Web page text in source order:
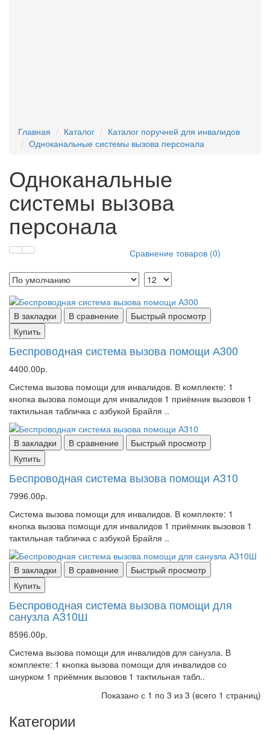
Главная Каталог
Каталог поручней для инвалидов
Одноканальные системы вызова персонала
Одноканальные
системы вызова
персонала
Сравнение товаров (0)
В закладки В сравнение
Быстрый просмотр
Купить
Беспроводная система вызова помощи А300
4400.00р.
Система вызова помощи для инвалидов. В комплекте: 1
кнопка вызова помощи для инвалидов 1 приёмник вызовов 1
тактильная табличка с азбукой Брайля ..
В закладки В сравнение
Быстрый просмотр
Купить
Беспроводная система вызова помощи А310
7996.00р.
Система вызова помощи для инвалидов. В комплекте: 1
кнопка вызова помощи для инвалидов 1 приёмник вызовов 1
тактильная табличка с азбукой Брайля ..
В закладки В сравнение
Быстрый просмотр
Купить
Беспроводная система вызова помощи для
санузла А310Ш
8596.00р.
Система вызова помощи для инвалидов для санузла. В
комплекте: 1 кнопка вызова помощи для инвалидов со
шнурком 1 приёмник вызовов 1 тактильная табл..
Показано с 1 по 3 из 3 (всего 1 страниц)
Категории